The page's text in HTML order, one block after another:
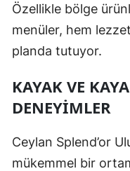
Özellikle bölge
menüler, hem
planda tutuyor.
KAYAK VE
DENEYIMLER
Ceylan Splend’or
mükemmel bir